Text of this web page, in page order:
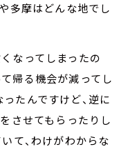
多摩はどんな地でし
なってしまったの
帰る機会が減ってし
たんですけど、逆に
をさせてもらったりし
いて、わけがわからな